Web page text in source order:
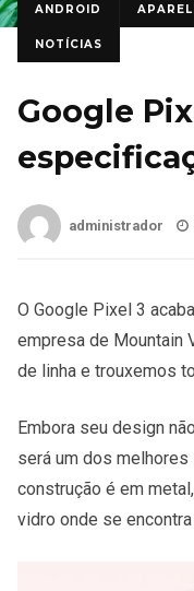
ANDROID
NOTÍCIAS
Google
administrador
O Google Pixel 3
empresa de Mountain
de linha e trouxemos
Embora seu design
será um dos
construção é em
vidro onde se